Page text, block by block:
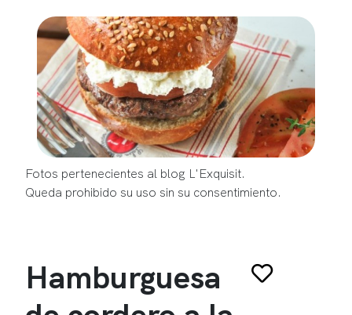
Fotos pertenecientes al blog L'Exquisit.
Queda prohibido su uso sin su consentimiento.
Hamburguesa